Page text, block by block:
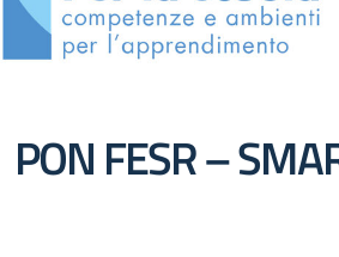
PON FESR –